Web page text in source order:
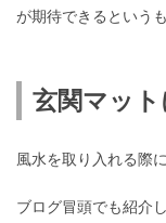
が期待できるという
玄関マッ
風水を取り入れる際
ブログ冒頭でも紹介